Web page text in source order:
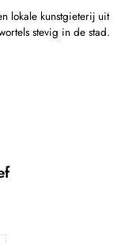
lokale kunstgieterij uit
stevig in de stad.